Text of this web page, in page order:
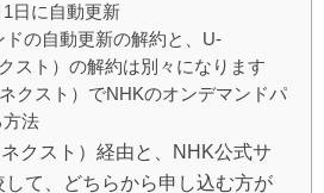
日に自動更新
ドの自動更新の解約と、U-
スト）の解約は別々になります
クスト）でNHKのオンデマンドパ
方法
クスト）経由と、NHK公式サ
て、どちらから申し込む方が